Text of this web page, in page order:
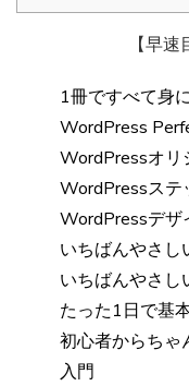
【早
1冊ですべて身
WordPress
WordPressオリ
WordPressステ
WordPressデザ
いちばんやさ
いちばんやさ
たった1日で基
初心者からちゃ
入門